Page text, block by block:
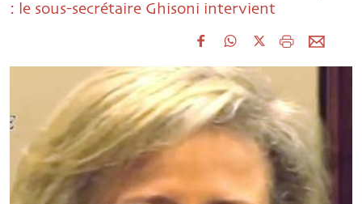
: le sous-secrétaire Ghisoni intervient